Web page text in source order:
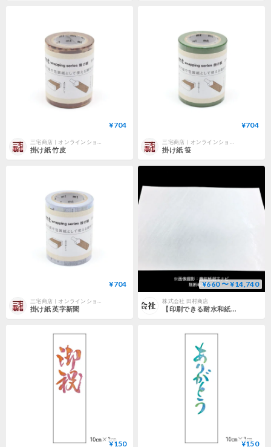
¥704
掛け紙 竹皮
¥704
掛け紙 笹
¥704
三宅商店｜オンラインショップ
掛け紙 英字新聞
¥660 〜 ¥14,740
株式会社 田村商店
【印刷できる耐水和紙】レーザープリンター対応ハイティアーユポ
¥150 ¥150